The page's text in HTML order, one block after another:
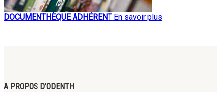
DOCUMENTHÈQUE ADHÉRENT En savoir plus
A PROPOS D’ODENTH